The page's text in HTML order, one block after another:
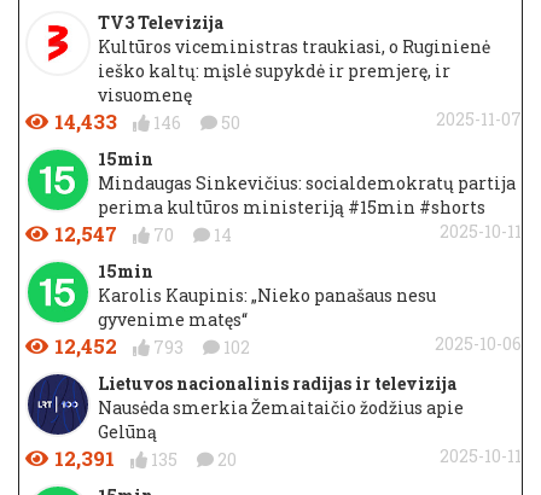
TV3 Televizija
Kultūros viceministras traukiasi, o Ruginienė
ieško kaltų: mįslė supykdė ir premjerę, ir
visuomenę
14,433 146 50
2025-11-07
15min
Mindaugas Sinkevičius: socialdemokratų partija
perima kultūros ministeriją #15min #shorts
12,547 70 14
2025-10-11
15min
Karolis Kaupinis: „Nieko panašaus nesu
gyvenime matęs“
12,452 793 102
2025-10-06
Lietuvos nacionalinis radijas ir televizija
Nausėda smerkia Žemaitaičio žodžius apie
Gelūną
12,391 135 20
2025-10-11